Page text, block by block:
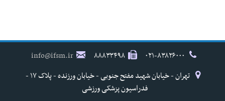
۸۸۸۳۳۴۹۸
info@ifsm.ir
تهران - خیابان شهید مفتح جنوبی - خیابان ورزنده - پلاک ۱۷ -
فدراسیون پزشکی ورزشی